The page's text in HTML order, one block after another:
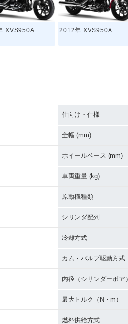
XVS950A 2012年 XVS950A
仕向け・仕様
全幅 (mm)
ホイールベース (mm)
車両重量 (kg)
原動機種類
シリンダ配列
冷却方式
カム・バルブ駆動方式
内径（シリンダーボア
最大トルク（N・m）
燃料供給方式